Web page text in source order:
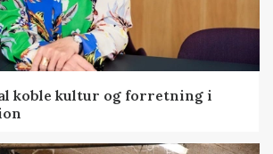
koble kultur og forretning i